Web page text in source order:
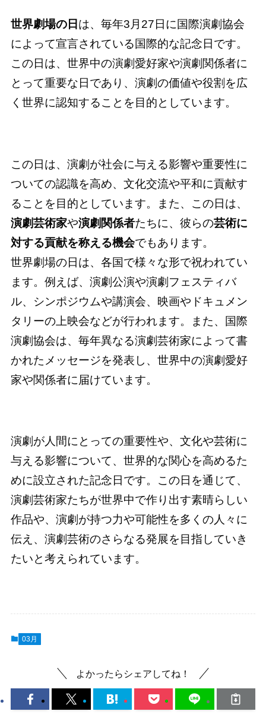
世界劇場の日 は、毎年3月27日に国際演劇協会
によって宣言されている国際的な記念日です。
この日は、世界中の演劇愛好家や演劇関係者に
とって重要な日であり、演劇の価値や役割を広
く世界に認知することを目的としています。
この日は、演劇が社会に与える影響や重要性に
ついての認識を高め、文化交流や平和に貢献す
ることを目的としています。また、この日は、
演劇芸術家や演劇関係者たちに、彼らの芸術に
対する貢献を称える機会でもあります。
世界劇場の日は、各国で様々な形で祝われてい
ます。例えば、演劇公演や演劇フェスティバ
ル、シンポジウムや講演会、映画やドキュメン
タリーの上映会などが行われます。また、国際
演劇協会は、毎年異なる演劇芸術家によって書
かれたメッセージを発表し、世界中の演劇愛好
家や関係者に届けています。
演劇が人間にとっての重要性や、文化や芸術に
与える影響について、世界的な関心を高めるた
めに設立された記念日です。この日を通じて、
演劇芸術家たちが世界中で作り出す素晴らしい
作品や、演劇が持つ力や可能性を多くの人々に
伝え、演劇芸術のさらなる発展を目指していき
たいと考えられています。
03月
よかったらシェアしてね！